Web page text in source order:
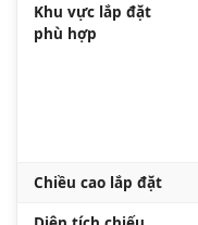
Khu vực lắp đặt
phù hợp
Chiều cao lắp đặt